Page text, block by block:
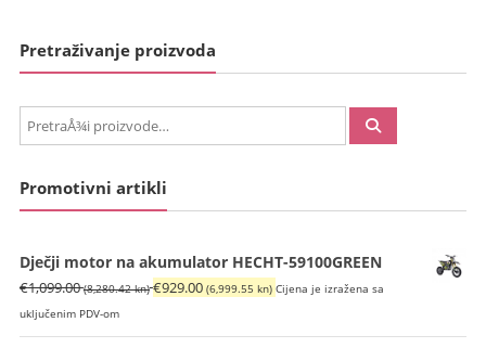
Pretraživanje proizvoda
PretraÅ¾i:
Promotivni artikli
Dječji motor na akumulator HECHT-59100GREEN
€1,099.00 (8,280.42 kn)Izvorna
bila
€929.00 (6,999.55 kn) Trenutna
je:
Cijena je izražena sa
uključenim PDV-om